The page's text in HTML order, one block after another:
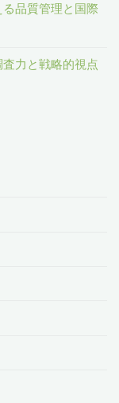
品質管理と国際
力と戦略的視点